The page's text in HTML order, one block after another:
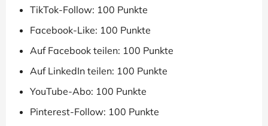
TikTok-Follow: 100 Punkte
Facebook-Like: 100 Punkte
Auf Facebook teilen: 100 Punkte
Auf LinkedIn teilen: 100 Punkte
YouTube-Abo: 100 Punkte
Pinterest-Follow: 100 Punkte